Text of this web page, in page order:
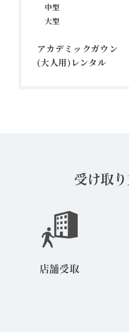
中型
大型
アカデミックガウン
(大人用)レンタル
受け取
店舗受取